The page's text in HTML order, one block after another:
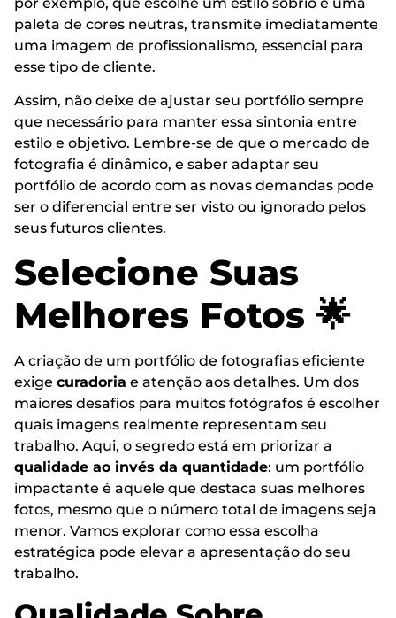
paleta de cores neutras, transmite imediatamente
uma imagem de profissionalismo, essencial para
esse tipo de cliente.
Assim, não deixe de ajustar seu portfólio sempre
que necessário para manter essa sintonia entre
estilo e objetivo. Lembre-se de que o mercado de
fotografia é dinâmico, e saber adaptar seu
portfólio de acordo com as novas demandas pode
ser o diferencial entre ser visto ou ignorado pelos
seus futuros clientes.
Selecione Suas
Melhores Fotos 🌟
A criação de um portfólio de fotografias eficiente
exige curadoria e atenção aos detalhes. Um dos
maiores desafios para muitos fotógrafos é escolher
quais imagens realmente representam seu
trabalho. Aqui, o segredo está em priorizar a
qualidade ao invés da quantidade: um portfólio
impactante é aquele que destaca suas melhores
fotos, mesmo que o número total de imagens seja
menor. Vamos explorar como essa escolha
estratégica pode elevar a apresentação do seu
trabalho.